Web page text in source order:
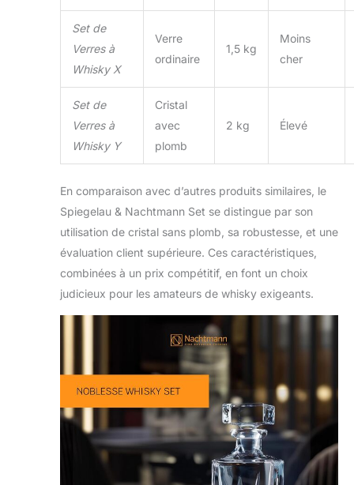
Set de
Verres à
Whisky X
Verre
ordinaire
1,5 kg
Moins
cher
Set de
Verres à
Whisky Y
Cristal
avec
plomb
2 kg Élevé
En comparaison avec d’autres produits similaires, le
Spiegelau & Nachtmann Set se distingue par son
utilisation de cristal sans plomb, sa robustesse, et une
évaluation client supérieure. Ces caractéristiques,
combinées à un prix compétitif, en font un choix
judicieux pour les amateurs de whisky exigeants.